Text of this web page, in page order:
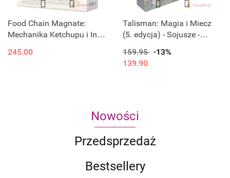
Food Chain Magnate:
Mechanika Ketchupu i Inne
245.00
Talisman: Magia i Miecz
(5. edycja) - Sojusze -
159.95 -13%
139.90
Nowości
Przedsprzedaż
Bestsellery